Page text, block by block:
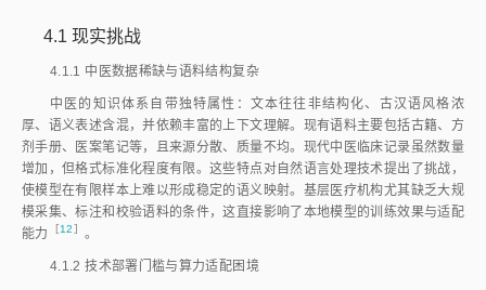
4.1 现实挑战
4.1.1 中医数据稀缺与语料结构复杂
中医的知识体系自带独特属性：文本往往非结构化、古汉语风格浓
厚、语义表述含混，并依赖丰富的上下文理解。现有语料主要包括古籍、方
剂手册、医案笔记等，且来源分散、质量不均。现代中医临床记录虽然数量
增加，但格式标准化程度有限。这些特点对自然语言处理技术提出了挑战，
使模型在有限样本上难以形成稳定的语义映射。基层医疗机构尤其缺乏大规
模采集、标注和校验语料的条件，这直接影响了本地模型的训练效果与适配
能力 ［12］ 。
4.1.2 技术部署门槛与算力适配困境